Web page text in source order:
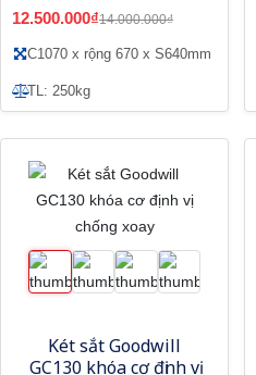
12.500.000₫14.000.000₫
C1070 x rộng 670 x S640mm
TL: 250kg
Két sắt Goodwill
GC130 khóa cơ định vị